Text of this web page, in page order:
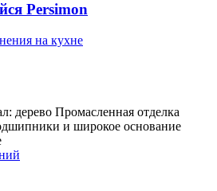
Persimon
на кухне
₽.
дерево Промасленная отделка
и широкое основание